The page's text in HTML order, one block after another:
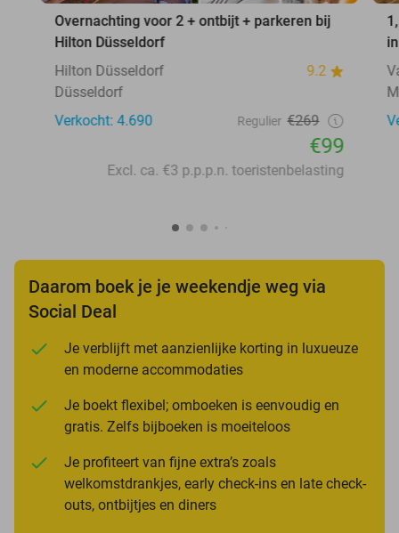
Overnachting voor 2 + ontbijt + parkeren bij
Hilton Düsseldorf
Hilton Düsseldorf
9.2
Düsseldorf
Verkocht: 4.690
Regulier €269
€99
Excl. ca. €3 p.p.p.n. toeristenbelasting
Daarom boek je je weekendje weg via
Social Deal
Je verblijft met aanzienlijke korting in luxueuze
en moderne accommodaties
Je boekt flexibel; omboeken is eenvoudig en
gratis. Zelfs bijboeken is moeiteloos
Je profiteert van fijne extra’s zoals
welkomstdrankjes, early check-ins en late check-
outs, ontbijtjes en diners